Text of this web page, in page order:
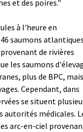
et des poires."
à l'heure en
saumons
de rivières
les saumons
plus de BPC, mais
Cependant, dans
se situent
autorités médicales.
arc-en-ciel